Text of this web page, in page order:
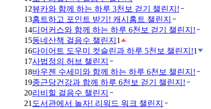
12뷰카와 함께 하는 하루 3천보 걷기 챌린지!
13홈트하고 포인트 받기! 캐시홈트 챌린지
14디어커스와 함께 하는 하루 6천보 걷기 챌린지!
15동네산책 걸음수 챌린지 1
16다이어트 도우미 컷슬린과 하루 5천보 챌린지!1
17사법정의 허브 챌린지
18바우젠 수세미와 함께 하는 하루 6천보 챌린지!
19종근당건강과 함께 하루 6천보 걷기 챌린지!
20리비힐 걸음수 챌린지
21 도서관에서 놀자! 리워드 워크 챌린지